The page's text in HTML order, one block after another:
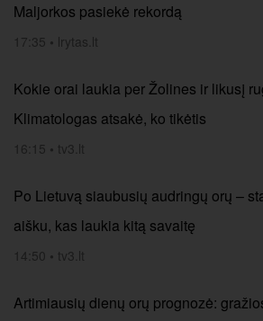
Maljorkos pasiekė rekordą
17:35 • lrytas.lt
Kokie orai laukia per Žolines ir likusį
Klimatologas atsakė, ko tikėtis
16:15 • tv3.lt
Po Lietuvą siaubusių audringų orų –
aišku, kas laukia kitą savaitę
14:50 • tv3.lt
Artimiausių dienų orų prognozė: